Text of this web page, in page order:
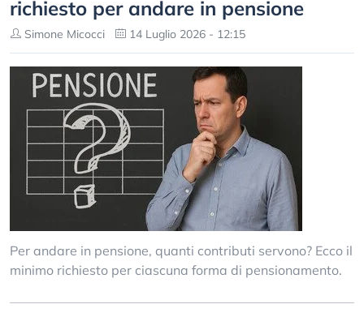
richiesto per andare in pensione
Simone Micocci 14 Luglio 2026 - 12:15
Per andare in pensione, quanti contributi servono? Ecco il
minimo richiesto per ciascuna forma di pensionamento.